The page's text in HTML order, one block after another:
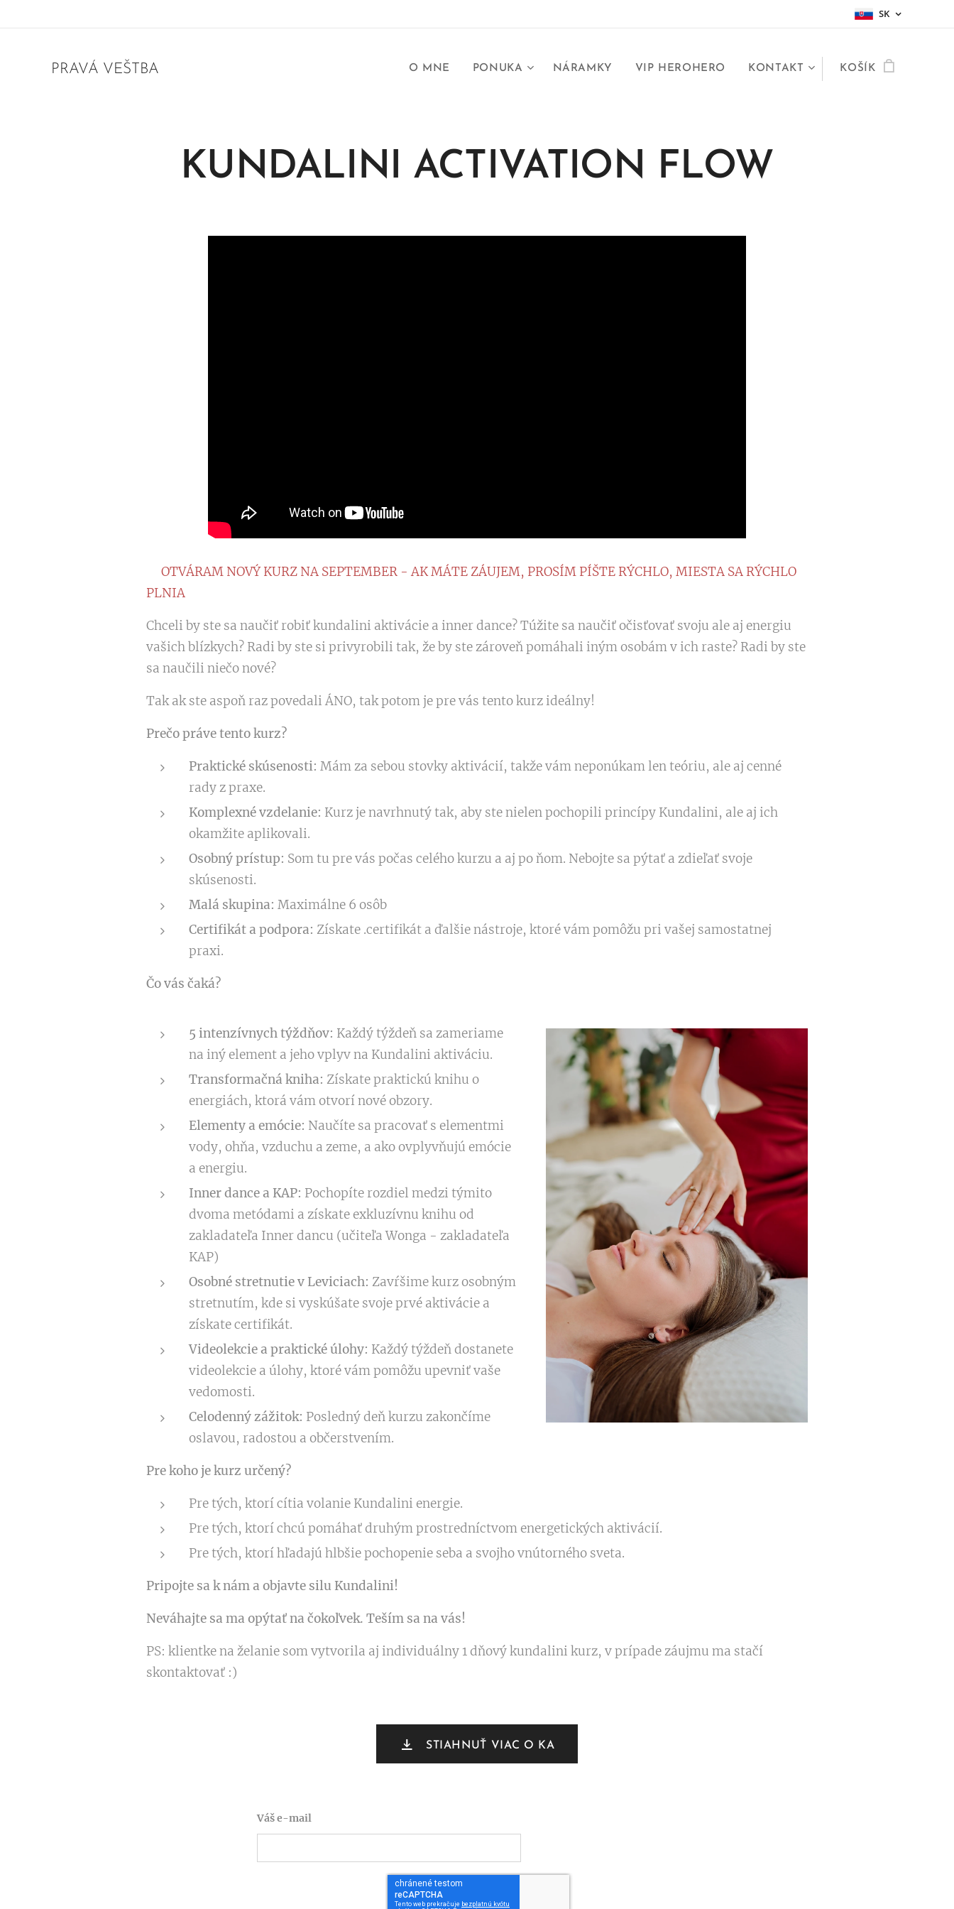
SK
PRAVÁ VEŠTBA O MNE PONUKA NÁRAMKY VIP HEROHERO KONTAKT KOŠÍK
KUNDALINI ACTIVATION FLOW
✨OTVÁRAM NOVÝ KURZ NA SEPTEMBER - AK MÁTE ZÁUJEM, PROSÍM PÍŠTE RÝCHLO, MIESTA SA RÝCHLO
PLNIA
Chceli by ste sa naučiť robiť kundalini aktivácie a inner dance? Túžite sa naučiť očisťovať svoju ale aj energiu
vašich blízkych? Radi by ste si privyrobili tak, že by ste zároveň pomáhali iným osobám v ich raste? Radi by ste
sa naučili niečo nové?
Tak ak ste aspoň raz povedali ÁNO, tak potom je pre vás tento kurz ideálny!
Prečo práve tento kurz?
Praktické skúsenosti: Mám za sebou stovky aktivácií, takže vám neponúkam len teóriu, ale aj cenné
rady z praxe.
Komplexné vzdelanie: Kurz je navrhnutý tak, aby ste nielen pochopili princípy Kundalini, ale aj ich
okamžite aplikovali.
Osobný prístup: Som tu pre vás počas celého kurzu a aj po ňom. Nebojte sa pýtať a zdieľať svoje
skúsenosti.
Malá skupina: Maximálne 6 osôb
Certifikát a podpora: Získate .certifikát a ďalšie nástroje, ktoré vám pomôžu pri vašej samostatnej
praxi.
Čo vás čaká?
5 intenzívnych týždňov: Každý týždeň sa zameriame
na iný element a jeho vplyv na Kundalini aktiváciu.
Transformačná kniha: Získate praktickú knihu o
energiách, ktorá vám otvorí nové obzory.
Elementy a emócie: Naučíte sa pracovať s elementmi
vody, ohňa, vzduchu a zeme, a ako ovplyvňujú emócie
a energiu.
Inner dance a KAP: Pochopíte rozdiel medzi týmito
dvoma metódami a získate exkluzívnu knihu od
zakladateľa Inner dancu (učiteľa Wonga - zakladateľa
KAP)
Osobné stretnutie v Leviciach: Zavŕšime kurz osobným
stretnutím, kde si vyskúšate svoje prvé aktivácie a
získate certifikát.
Videolekcie a praktické úlohy: Každý týždeň dostanete
videolekcie a úlohy, ktoré vám pomôžu upevniť vaše
vedomosti.
Celodenný zážitok: Posledný deň kurzu zakončíme
oslavou, radostou a občerstvením.
Pre koho je kurz určený?
Pre tých, ktorí cítia volanie Kundalini energie.
Pre tých, ktorí chcú pomáhať druhým prostredníctvom energetických aktivácií.
Pre tých, ktorí hľadajú hlbšie pochopenie seba a svojho vnútorného sveta.
Pripojte sa k nám a objavte silu Kundalini!
Neváhajte sa ma opýtať na čokoľvek. Teším sa na vás!
PS: klientke na želanie som vytvorila aj individuálny 1 dňový kundalini kurz, v prípade záujmu ma stačí
skontaktovať :)
STIAHNUŤ VIAC O KA
Váš e-mail